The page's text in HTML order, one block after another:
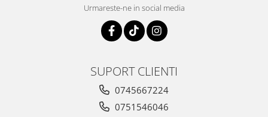
Urmareste-ne in social media
SUPORT CLIENTI
0745667224
0751546046